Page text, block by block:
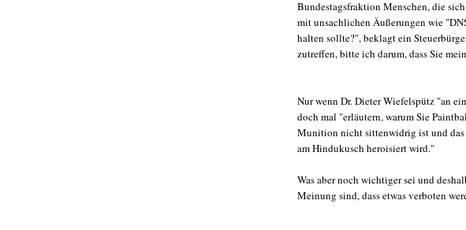
Bundestagsfraktion Menschen, die
mit unsachlichen Äußerungen wie
halten sollte?", beklagt ein
zutreffen, bitte ich darum, dass Sie
Nur wenn Dr. Dieter Wiefelspütz "an
doch mal "erläutern, warum Sie
Munition nicht sittenwidrig ist und das
am Hindukusch heroisiert wird."
Was aber noch wichtiger sei und
Meinung sind, dass etwas verboten